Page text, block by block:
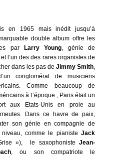
en 1965 mais inédit jusqu’à
double album offre les
parLarry Young , génie de
et l’un des des rares organistes de
dans les pas de Jimmy Smith
conglomérat de musiciens
Comme beaucoup de
à l’époque , Paris était un
aux Etats-Unis en proie au
Dans ce havre de paix,
son génie en compagnie de
comme le pianiste Jack
»), le saxophoniste Jean-
, ou son compatriote le